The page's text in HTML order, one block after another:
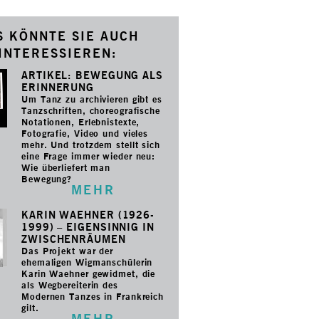
KÖNNTE SIE AUCH
ARTIKEL: BEWEGUNG ALS
ERINNERUNG
Um Tanz zu archivieren gibt es
Tanzschriften, choreografische
Notationen, Erlebnistexte,
Fotografie, Video und vieles
mehr. Und trotzdem stellt sich
eine Frage immer wieder neu:
Wie überliefert man
Bewegung?
MEHR
KARIN WAEHNER (1926-
1999) – EIGENSINNIG IN
ZWISCHENRÄUMEN
Das Projekt war der
ehemaligen Wigmanschülerin
Karin Waehner gewidmet, die
als Wegbereiterin des
Modernen Tanzes in Frankreich
gilt.